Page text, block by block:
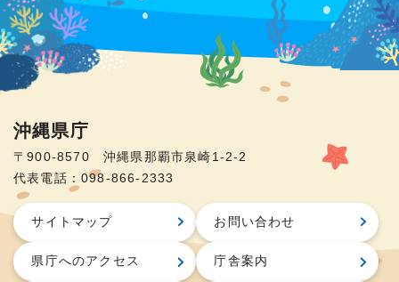
沖縄県庁
〒900-8570 沖縄県那覇市泉崎1-2-2
代表電話：098-866-2333
サイトマップ お問い合わせ
県庁へのアクセス 庁舎案内